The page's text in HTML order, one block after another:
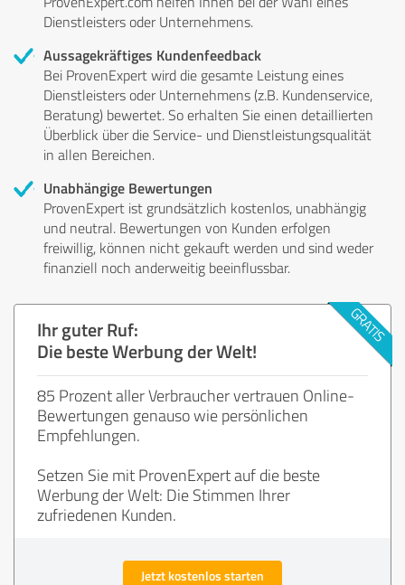
Dienstleisters oder Unternehmens.
Aussagekräftiges Kundenfeedback
Bei ProvenExpert wird die gesamte Leistung eines
Dienstleisters oder Unternehmens (z.B. Kundenservice,
Beratung) bewertet. So erhalten Sie einen detaillierten
Überblick über die Service- und Dienstleistungsqualität
in allen Bereichen.
Unabhängige Bewertungen
ProvenExpert ist grundsätzlich kostenlos, unabhängig
und neutral. Bewertungen von Kunden erfolgen
freiwillig, können nicht gekauft werden und sind weder
finanziell noch anderweitig beeinflussbar.
Ihr guter Ruf:
Die beste Werbung der Welt!
85 Prozent aller Verbraucher vertrauen Online-
Bewertungen genauso wie persönlichen
Empfehlungen.
Setzen Sie mit ProvenExpert auf die beste
Werbung der Welt: Die Stimmen Ihrer
zufriedenen Kunden.
Jetzt kostenlos starten